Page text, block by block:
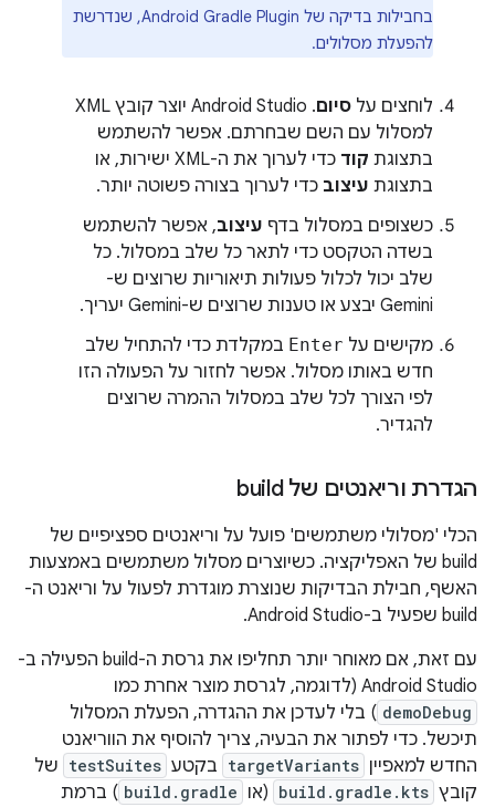
בחבילות בדיקה של Android Gradle Plugin, שנדרשת
להפעלת מסלולים.
לוחצים על סיום
. ‫Android Studio יוצר קובץ XML
למסלול עם השם שבחרתם. אפשר להשתמש
בתצוגת קוד
כדי לערוך את ה-XML ישירות, או
בתצוגת עיצוב כדי לערוך בצורה פשוטה יותר.
כשצופים במסלול בדף עיצוב, אפשר להשתמש
בשדה הטקסט כדי לתאר כל שלב במסלול. כל
שלב יכול לכלול פעולות תיאוריות שרוצים ש-
Gemini יבצע או טענות שרוצים ש-Gemini יעריך.
מקישים על Enter במקלדת כדי להתחיל שלב
חדש באותו מסלול. אפשר לחזור על הפעולה הזו
לפי הצורך לכל שלב במסלול ההמרה שרוצים
להגדיר.
הגדרת וריאנטים של build
הכלי 'מסלולי משתמשים' פועל על וריאנטים ספציפיים של
build של האפליקציה. כשיוצרים מסלול משתמשים באמצעות
האשף, חבילת הבדיקות שנוצרת מוגדרת לפעול על וריאנט ה-
build שפעיל ב-Android Studio.
עם זאת, אם מאוחר יותר תחליפו את גרסת ה-build הפעילה ב-
Android Studio (לדוגמה, לגרסת מוצר אחרת כמו
demoDebug ) בלי לעדכן את ההגדרה, הפעלת המסלול
תיכשל. כדי לפתור את הבעיה, צריך להוסיף את הווריאנט
החדש למאפיין targetVariants בקטע testSuites של
קובץ build.gradle.kts (או build.gradle ) ברמת